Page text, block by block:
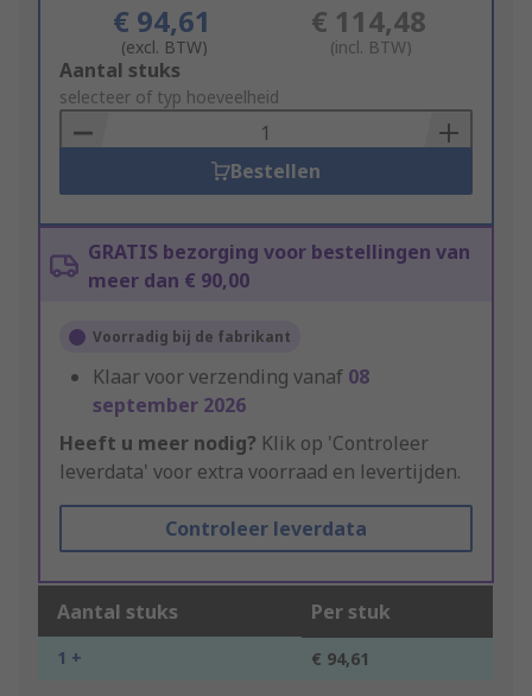
€ 94,61
(excl. BTW)
€ 114,48
(incl. BTW)
Add
to
Basket
Aantal stuks
selecteer of typ hoeveelheid
Bestellen
GRATIS bezorging voor bestellingen van
meer dan € 90,00
Voorradig bij de fabrikant
Klaar voor verzending vanaf 08
september 2026
Heeft u meer nodig? Klik op 'Controleer
leverdata' voor extra voorraad en levertijden.
Controleer leverdata
Aantal stuks Per stuk
1 + € 94,61